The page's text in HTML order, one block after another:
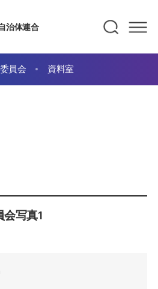
治体連合
員会 資料室
写真1